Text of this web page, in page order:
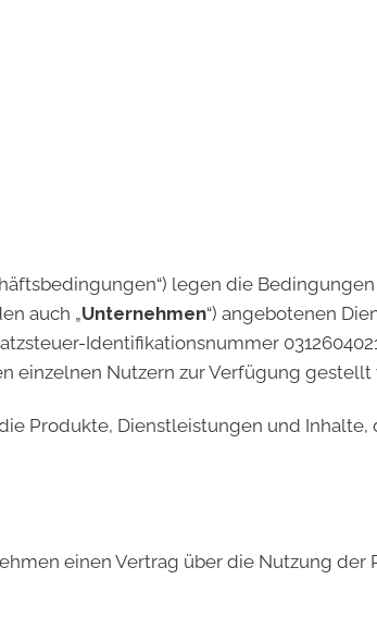
legen die
auch „Unternehmen“) angebotenen
Identifikationsnummer
einzelnen Nutzern zur Verfügung gestellt
Produkte, Dienstleistungen und Inhalte,
einen Vertrag über die Nutzung der